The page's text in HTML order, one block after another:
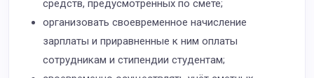
средств, предусмотренных по смете;
организовать своевременное начисление
зарплаты и приравненные к ним оплаты
сотрудникам и стипендии студентам;